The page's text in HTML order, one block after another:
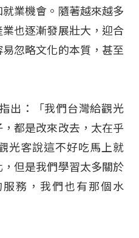
業機會。隨著越來越多
也逐漸發展壯大，迎合
忽略文化的本質，甚至
出：「我們台灣給觀光
都是改來改去，太在乎
光客說這不好吃馬上就
但是我們學習太多關於
務，我們也有那個水